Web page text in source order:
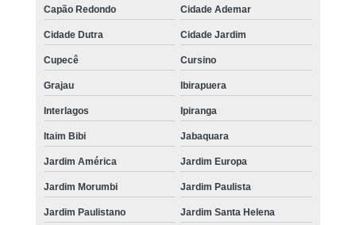
Capão Redondo Cidade Ademar
Cidade Dutra Cidade Jardim
Cupecê Cursino
Grajau Ibirapuera
Interlagos Ipiranga
Itaim Bibi Jabaquara
Jardim América Jardim Europa
Jardim Morumbi Jardim Paulista
Jardim Paulistano Jardim Santa Helena